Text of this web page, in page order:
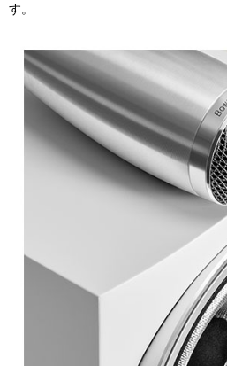
す。